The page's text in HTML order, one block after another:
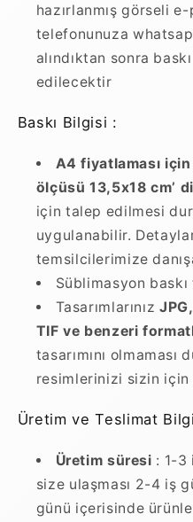
hazırlanmış görseli
telefonunuza
alındıktan sonra
edilecektir
Baskı Bilgisi :
A4 fiyatlaması için
ölçüsü 13,5x18 cm’
için talep edilmesi
uygulanabilir.
temsilcilerimize
Süblimasyon
Tasarımlarınız
TIF ve benzeri
tasarımını
resimlerinizi sizin
Üretim ve Teslimat
Üretim süresi : 1-3
size ulaşması 2-4 iş
günü içerisinde